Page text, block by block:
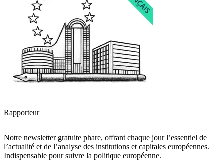
Rapporteur
Notre newsletter gratuite phare, offrant chaque jour l’essentiel de
l’actualité et de l’analyse des institutions et capitales européennes.
Indispensable pour suivre la politique européenne.